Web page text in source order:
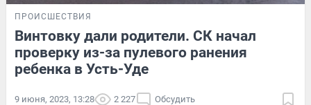
ПРОИСШЕСТВИЯ
Винтовку дали родители. СК начал
проверку из-за пулевого ранения
ребенка в Усть-Уде
9 июня, 2023, 13:28 2 227 Обсудить